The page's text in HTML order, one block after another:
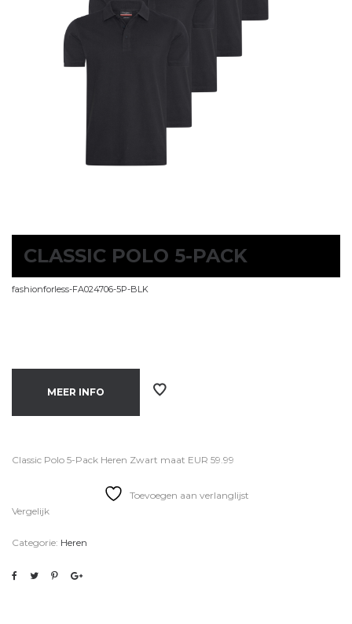
CLASSIC POLO 5-PACK
fashionforless-FA024706-5P-BLK
MEER INFO
Classic Polo 5-Pack Heren Zwart maat EUR 59.99
Toevoegen aan verlanglijst
Vergelijk
Categorie: Heren